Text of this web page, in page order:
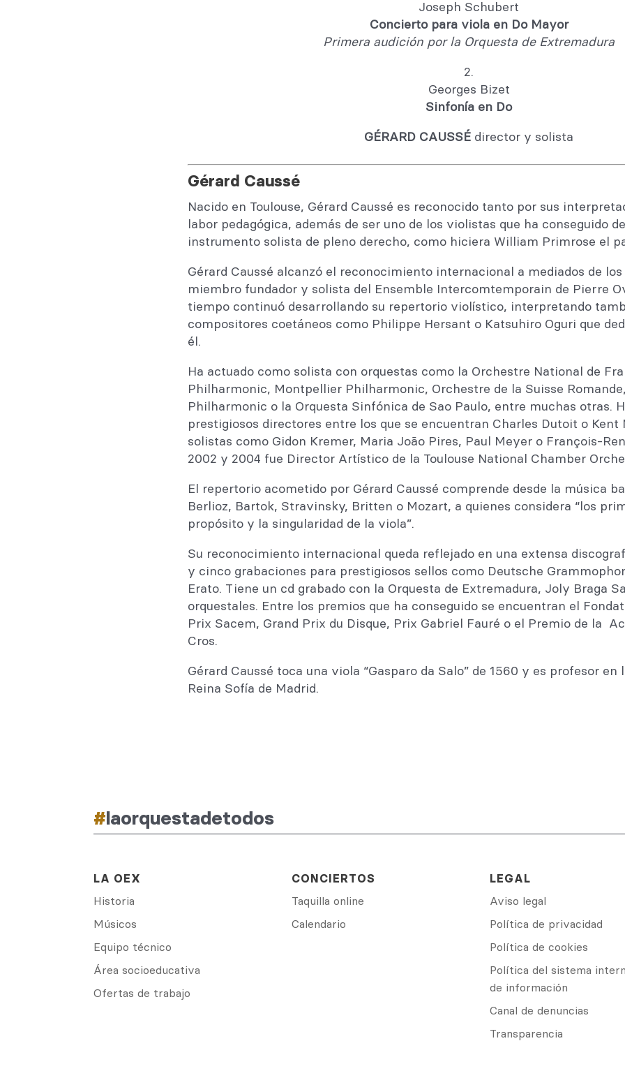
Joseph Schubert
Concierto para viola en Do Mayor
Primera audición por la Orquesta de Extremadura
2.
Georges Bizet
Sinfonía en Do
GÉRARD CAUSSÉ director y solista
Gérard Caussé
Nacido en Toulouse, Gérard Caussé es reconocido tanto por sus
labor pedagógica, además de ser uno de los violistas que ha conseguido
instrumento solista de pleno derecho, como hiciera William Primrose el
Gérard Caussé alcanzó el reconocimiento internacional a mediados de
miembro fundador y solista del Ensemble Intercomtemporain de Pierre
tiempo continuó desarrollando su repertorio violístico, interpretando
compositores coetáneos como Philippe Hersant o Katsuhiro Oguri que
él.
Ha actuado como solista con orquestas como la Orchestre National de
Philharmonic, Montpellier Philharmonic, Orchestre de la Suisse
Philharmonic o la Orquesta Sinfónica de Sao Paulo, entre muchas otras.
prestigiosos directores entre los que se encuentran Charles Dutoit o Kent
solistas como Gidon Kremer, Maria João Pires, Paul Meyer o François-
2002 y 2004 fue Director Artístico de la Toulouse National Chamber
El repertorio acometido por Gérard Caussé comprende desde la música
Berlioz, Bartok, Stravinsky, Britten o Mozart, a quienes considera “los
propósito y la singularidad de la viola”.
Su reconocimiento internacional queda reflejado en una extensa
y cinco grabaciones para prestigiosos sellos como Deutsche
Erato. Tiene un cd grabado con la Orquesta de Extremadura, Joly Braga
orquestales. Entre los premios que ha conseguido se encuentran el
Prix Sacem, Grand Prix du Disque, Prix Gabriel Fauré o el Premio de la
Cros.
Gérard Caussé toca una viola “Gasparo da Salo” de 1560 y es profesor
Reina Sofía de Madrid.
#laorquestadetodos
LA OEX
Historia
Músicos
Equipo técnico
Área socioeducativa
Ofertas de trabajo
CONCIERTOS
Taquilla online
Calendario
LEGAL
Aviso legal
Política de privacidad
Política de cookies
Política del sistema
de información
Canal de denuncias
Transparencia